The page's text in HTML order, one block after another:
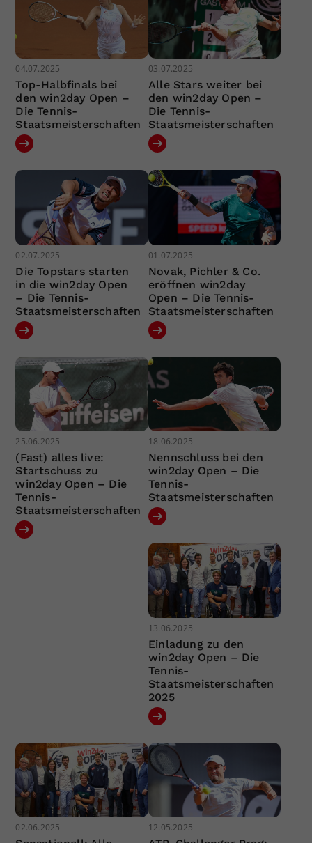
04.07.2025
Top-Halbfinals bei
den win2day Open –
Die Tennis-
Staatsmeisterschaften
03.07.2025
Alle Stars weiter bei
den win2day Open –
Die Tennis-
Staatsmeisterschaften
02.07.2025
Die Topstars starten
in die win2day Open
– Die Tennis-
Staatsmeisterschaften
01.07.2025
Novak, Pichler & Co.
eröffnen win2day
Open – Die Tennis-
Staatsmeisterschaften
25.06.2025
(Fast) alles live:
Startschuss zu
win2day Open – Die
Tennis-
Staatsmeisterschaften
18.06.2025
Nennschluss bei den
win2day Open – Die
Tennis-
Staatsmeisterschaften
13.06.2025
Einladung zu den
win2day Open – Die
Tennis-
Staatsmeisterschaften
2025
02.06.2025 12.05.2025